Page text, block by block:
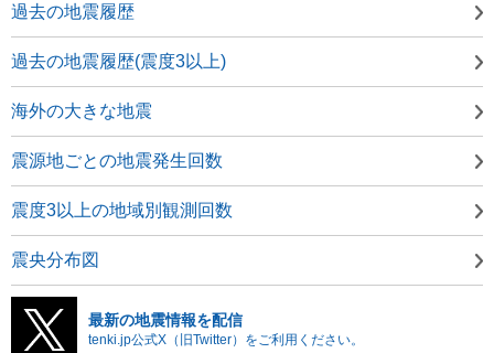
過去の地震履歴
過去の地震履歴(震度3以上)
海外の大きな地震
震源地ごとの地震発生回数
震度3以上の地域別観測回数
震央分布図
最新の地震情報を配信
tenki.jp公式X（旧Twitter）をご利用ください。